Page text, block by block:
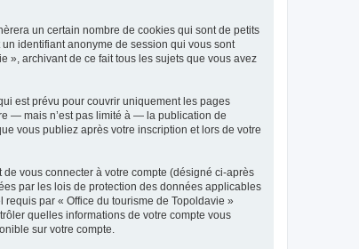
un certain nombre de cookies qui sont de petits
identifiant anonyme de session qui vous sont
», archivant de ce fait tous les sujets que vous avez
est prévu pour couvrir uniquement les pages
— mais n’est pas limité à — la publication de
vous publiez après votre inscription et lors de votre
vous connecter à votre compte (désigné ci-après
par les lois de protection des données applicables
par « Office du tourisme de Topoldavie »
quelles informations de votre compte vous
sur votre compte.